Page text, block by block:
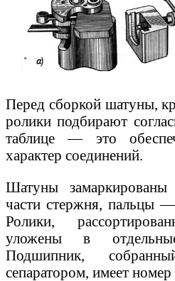
Перед сборкой шатуны,
ролики подбирают
таблице — это
характер соединений.
Шатуны
части стержня, пальцы —
Ролики,
уложены в
Подшипник,
сепаратором, имеет номер